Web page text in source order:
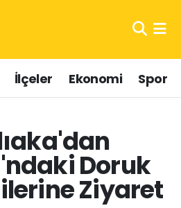
İlçeler Ekonomi Spor
Doruk
Ziyaret
ve Fikstür